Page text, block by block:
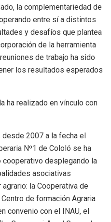
la complementariedad de
entre sí a distintos
y desafíos que plantea
de la herramienta
de trabajo ha sido
los resultados esperados
ha realizado en vínculo con
desde 2007 a la fecha el
Nº1 de Cololó se ha
desplegando la
asociativas
la Cooperativa de
de formación Agraria
convenio con el INAU, el